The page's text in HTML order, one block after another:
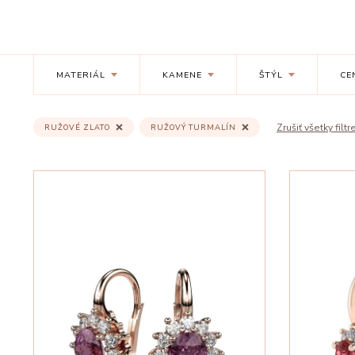
MATERIÁL KAMENE ŠTÝL
Zrušiť všetky
RUŽOVÉ ZLATO RUŽOVÝ TURMALÍN